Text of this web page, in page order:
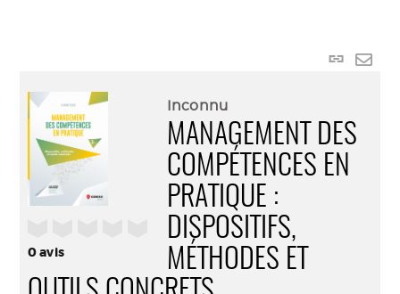
Lien
0avis
Inconnu
MANAGEMENT DES
COMPÉTENCES EN
PRATIQUE :
DISPOSITIFS,
MÉTHODES ET